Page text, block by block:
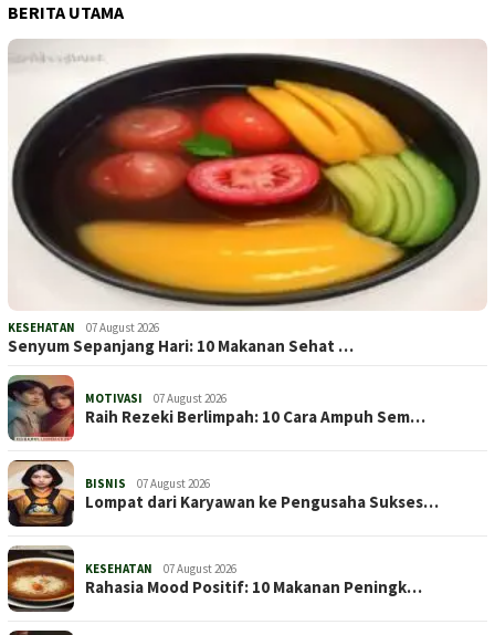
BERITA UTAMA
KESEHATAN 07 August 2026
Senyum Sepanjang Hari: 10 Makanan Sehat …
MOTIVASI 07 August 2026
Raih Rezeki Berlimpah: 10 Cara Ampuh Sem…
BISNIS 07 August 2026
Lompat dari Karyawan ke Pengusaha Sukses…
KESEHATAN 07 August 2026
Rahasia Mood Positif: 10 Makanan Peningk…